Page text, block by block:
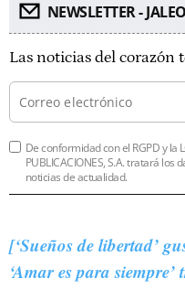
NEWSLETTER -
Las noticias del corazón
De conformidad con el RGPD y la
PUBLICACIONES, S.A. tratará
noticias de actualidad.
[‘Sueños de libertad’
‘Amar es para